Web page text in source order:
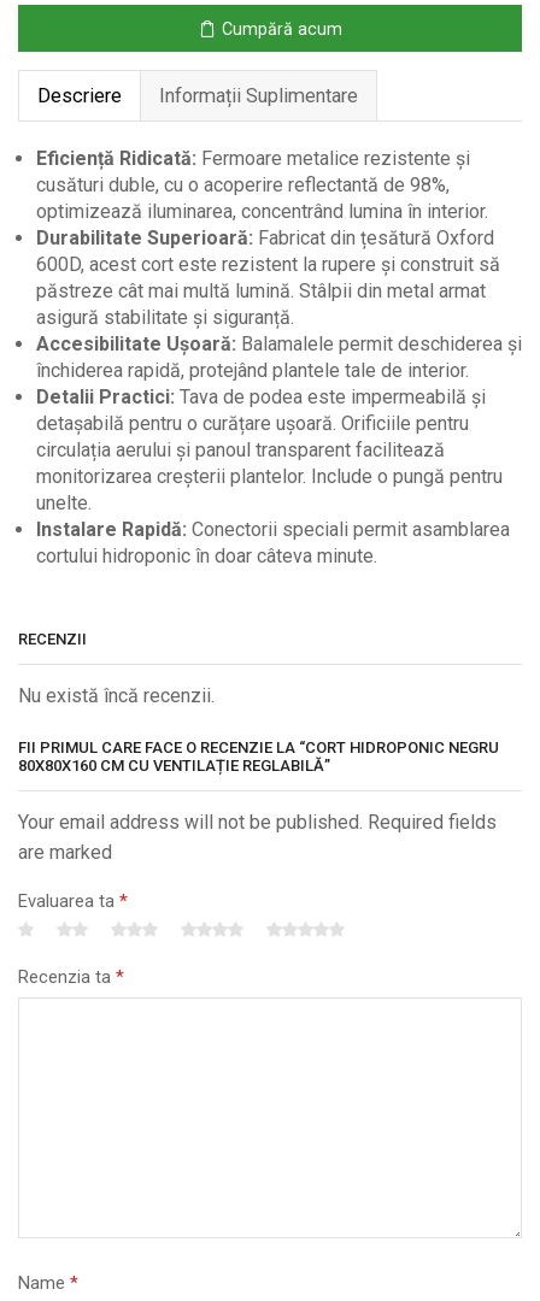
cu
Ventilație
Reglabilă
Cumpără acum
Descriere Informații Suplimentare
Eficiență Ridicată: Fermoare metalice rezistente și
cusături duble, cu o acoperire reflectantă de 98%,
optimizează iluminarea, concentrând lumina în interior.
Durabilitate Superioară: Fabricat din țesătură Oxford
600D, acest cort este rezistent la rupere și construit să
păstreze cât mai multă lumină. Stâlpii din metal armat
asigură stabilitate și siguranță.
Accesibilitate Ușoară: Balamalele permit deschiderea și
închiderea rapidă, protejând plantele tale de interior.
Detalii Practici: Tava de podea este impermeabilă și
detașabilă pentru o curățare ușoară. Orificiile pentru
circulația aerului și panoul transparent facilitează
monitorizarea creșterii plantelor. Include o pungă pentru
unelte.
Instalare Rapidă: Conectorii speciali permit asamblarea
cortului hidroponic în doar câteva minute.
RECENZII
Nu există încă recenzii.
FII PRIMUL CARE FACE O RECENZIE LA “CORT HIDROPONIC NEGRU
80X80X160 CM CU VENTILAȚIE REGLABILĂ”
Your email address will not be published. Required fields
are marked
Evaluarea ta *
Recenzia ta *
Name *